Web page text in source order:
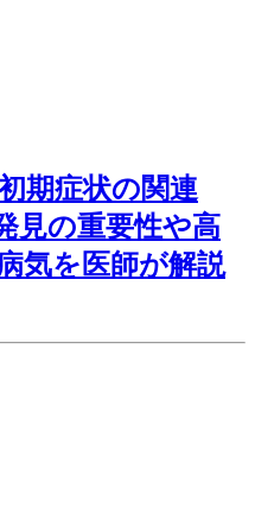
期症状の関連
見の重要性や高
気を医師が解説